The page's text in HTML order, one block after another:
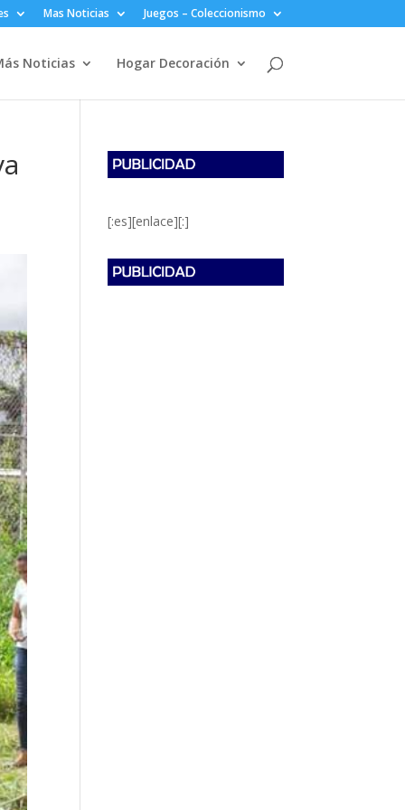
Mas Noticias Juegos – Coleccionismo
Noticias Hogar Decoración
[:es][enlace][:]